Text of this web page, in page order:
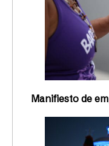
Manifiesto de